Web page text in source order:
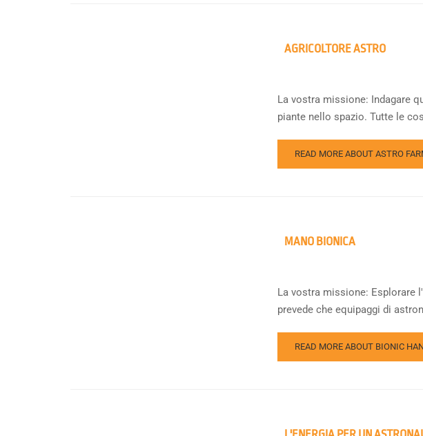
AGRICOLTORE ASTRO
La vostra missione: Indagare
piante nello spazio. Tutte le
READ MORE ABOUT ASTRO
MANO BIONICA
La vostra missione: Esplorare
prevede che equipaggi di
READ MORE ABOUT BIONIC